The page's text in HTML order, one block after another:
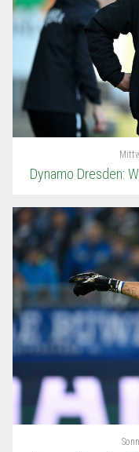
Dynamo Dresden: